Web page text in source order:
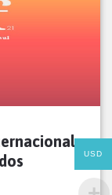
USD